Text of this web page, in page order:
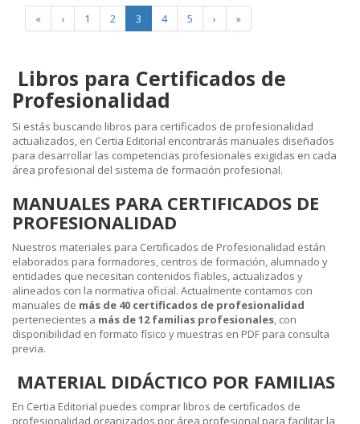
« ‹ 1 2 3 4 5 › »
Libros para Certificados de
Profesionalidad
Si estás buscando libros para certificados de profesionalidad
actualizados, en Certia Editorial encontrarás manuales diseñados
para desarrollar las competencias profesionales exigidas en cada
área profesional del sistema de formación profesional.
MANUALES PARA CERTIFICADOS DE
PROFESIONALIDAD
Nuestros materiales para Certificados de Profesionalidad están
elaborados para formadores, centros de formación, alumnado y
entidades que necesitan contenidos fiables, actualizados y
alineados con la normativa oficial. Actualmente contamos con
manuales de más de 40 certificados de profesionalidad
pertenecientes a más de 12 familias profesionales, con
disponibilidad en formato físico y muestras en PDF para consulta
previa.
MATERIAL DIDÁCTICO POR FAMILIAS
En Certia Editorial puedes comprar libros de certificados de
profesionalidad organizados por área profesional para facilitar la